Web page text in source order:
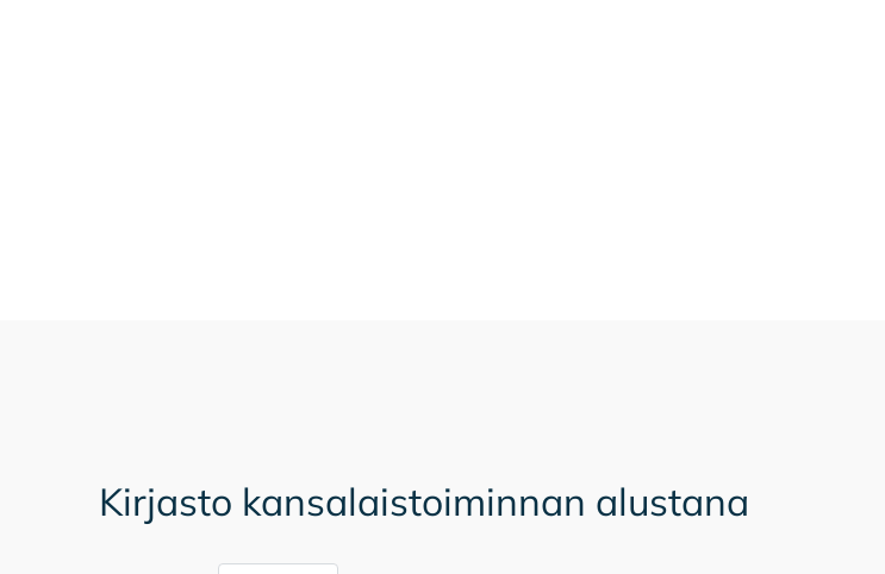
Kirjasto kansalaistoiminnan alustana